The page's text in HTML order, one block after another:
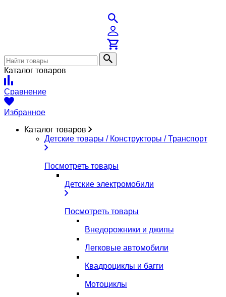
Каталог товаров
Сравнение
Избранное
Каталог товаров
Детские товары / Конструкторы / Транспорт
Посмотреть товары
Детские электромобили
Посмотреть товары
Внедорожники и джипы
Легковые автомобили
Квадроциклы и багги
Мотоциклы